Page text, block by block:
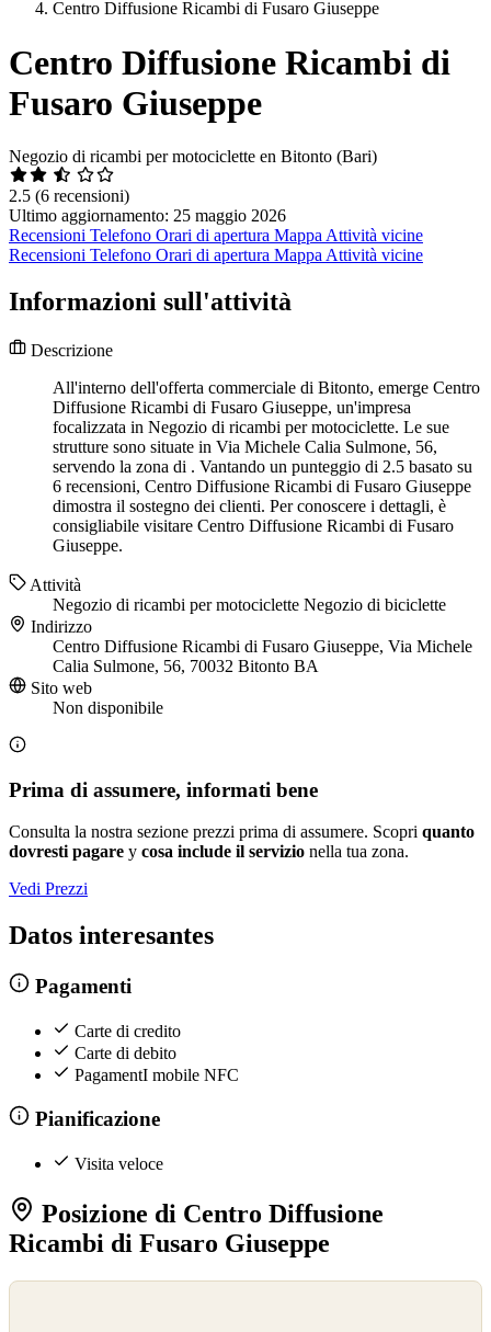
Centro Diffusione Ricambi di Fusaro Giuseppe
Centro Diffusione Ricambi di
Fusaro Giuseppe
Negozio di ricambi per motociclette en Bitonto (Bari)
2.5 (6 recensioni)
Ultimo aggiornamento: 25 maggio 2026
Recensioni Telefono Orari di apertura Mappa Attività vicine
Recensioni Telefono Orari di apertura Mappa Attività vicine
Informazioni sull'attività
Descrizione
All'interno dell'offerta commerciale di Bitonto, emerge Centro
Diffusione Ricambi di Fusaro Giuseppe, un'impresa
focalizzata in Negozio di ricambi per motociclette. Le sue
strutture sono situate in Via Michele Calia Sulmone, 56,
servendo la zona di . Vantando un punteggio di 2.5 basato su
6 recensioni, Centro Diffusione Ricambi di Fusaro Giuseppe
dimostra il sostegno dei clienti. Per conoscere i dettagli, è
consigliabile visitare Centro Diffusione Ricambi di Fusaro
Giuseppe.
Attività
Negozio di ricambi per motociclette Negozio di biciclette
Indirizzo
Centro Diffusione Ricambi di Fusaro Giuseppe, Via Michele
Calia Sulmone, 56, 70032 Bitonto BA
Sito web
Non disponibile
Prima di assumere, informati bene
Consulta la nostra sezione prezzi prima di assumere. Scopri quanto
dovresti pagare y cosa include il servizio nella tua zona.
Vedi Prezzi
Datos interesantes
Pagamenti
Carte di credito
Carte di debito
PagamentI mobile NFC
Pianificazione
Visita veloce
Posizione di Centro Diffusione
Ricambi di Fusaro Giuseppe